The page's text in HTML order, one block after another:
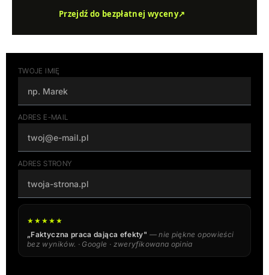
Przejdź do bezpłatnej wyceny↗
TWOJE IMIĘ
ADRES E-MAIL
ADRES STRONY
★★★★★
„Faktyczna praca dająca efekty" — nie piękne opowieści
bez wyników. · Google · zweryfikowana opinia